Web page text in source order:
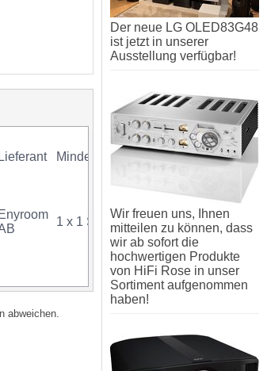
Lieferant Mindestkauf GTIN
Enyroom
1 x 1 Stück 07350009228879
abweichen.
Der neue LG OLED83G48
ist jetzt in unserer
Ausstellung verfügbar!
Wir freuen uns, Ihnen
mitteilen zu können, dass
wir ab sofort die
hochwertigen Produkte
von HiFi Rose in unser
Sortiment aufgenommen
haben!